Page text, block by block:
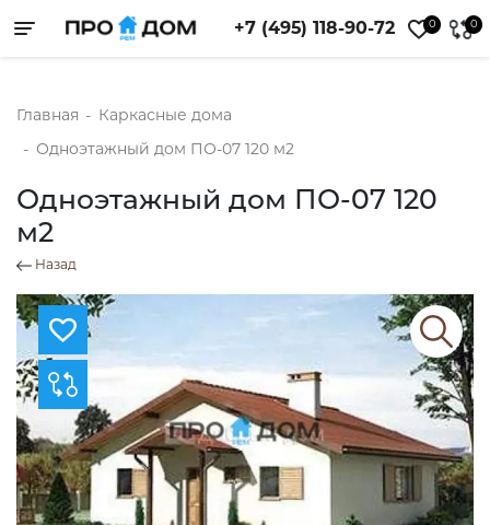
Toggle navigation +7 (495) 118-90-72 0 0
Главная - Каркасные дома
- Одноэтажный дом ПО-07 120 м2
Одноэтажный дом ПО-07 120
м2
Назад